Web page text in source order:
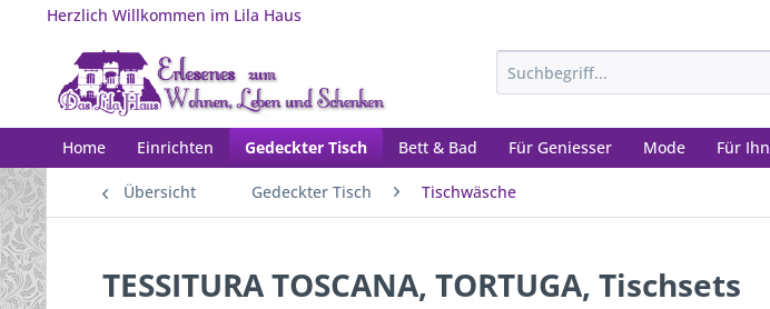
Herzlich Willkommen im Lila Haus
Home Einrichten Gedeckter Tisch Bett & Bad Für Geniesser Mode Für Ihn
Übersicht Gedeckter Tisch Tischwäsche
TESSITURA TOSCANA, TORTUGA, Tischsets